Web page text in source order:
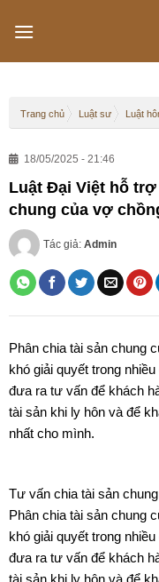
Trang chủ Luật sư Luật
18/05/2025 - 21:46
Luật Đại Việt hỗ
chung của vợ
Tác giả: Admin
Phân chia tài sản chung
khó giải quyết trong
đưa ra tư vấn để khách
tài sản khi ly hôn và để
nhất cho mình.
Tư vấn chia tài sản
Phân chia tài sản chung
khó giải quyết trong
đưa ra tư vấn để khách
tài sản khi ly hôn và để